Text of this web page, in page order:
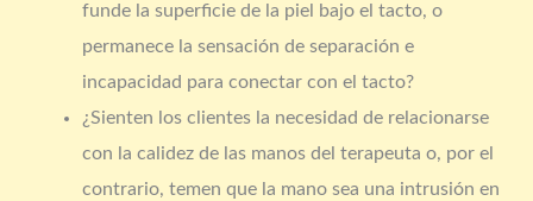
funde la superficie de la piel bajo el tacto, o
permanece la sensación de separación e
incapacidad para conectar con el tacto?
¿Sienten los clientes la necesidad de relacionarse
con la calidez de las manos del terapeuta o, por el
contrario, temen que la mano sea una intrusión en